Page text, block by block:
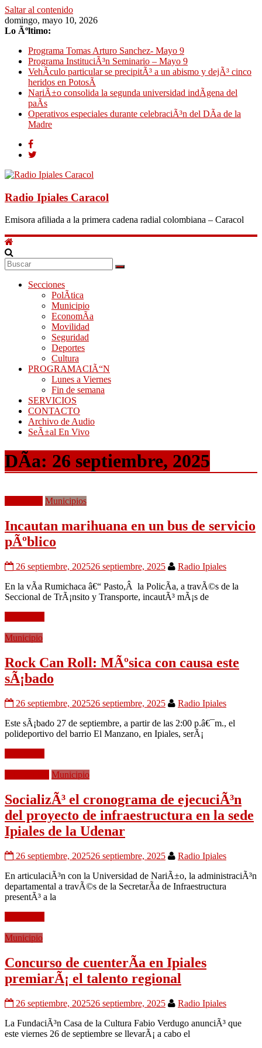
Saltar al contenido
domingo, mayo 10, 2026
Lo Ãºltimo:
Programa Tomas Arturo Sanchez- Mayo 9
Programa InstituciÃ³n Seminario – Mayo 9
VehÃ­culo particular se precipitÃ³ a un abismo y dejÃ³ cinco
heridos en PotosÃ­
NariÃ±o consolida la segunda universidad indÃ­gena del
paÃ­s
Operativos especiales durante celebraciÃ³n del DÃ­a de la
Madre
Radio Ipiales Caracol
Emisora afiliada a la primera cadena radial colombiana – Caracol
Secciones
PolÃ­tica
Municipio
EconomÃ­a
Movilidad
Seguridad
Deportes
Cultura
PROGRAMACIÃ“N
Lunes a Viernes
Fin de semana
SERVICIOS
CONTACTO
Archivo de Audio
SeÃ±al En Vivo
DÃ­a: 26 septiembre, 2025
Municipios
Incautan marihuana en un bus de servicio
pÃºblico
26 septiembre, 202526 septiembre, 2025
Radio Ipiales
En la vÃ­a Rumichaca â€“ Pasto,Â la PolicÃ­a, a travÃ©s de la
Seccional de TrÃ¡nsito y Transporte, incautÃ³ mÃ¡s de
Municipio
Rock Can Roll: MÃºsica con causa este
sÃ¡bado
26 septiembre, 202526 septiembre, 2025
Radio Ipiales
Este sÃ¡bado 27 de septiembre, a partir de las 2:00 p.â€¯m., el
polideportivo del barrio El Manzano, en Ipiales, serÃ¡
Municipio
SocializÃ³ el cronograma de ejecuciÃ³n
del proyecto de infraestructura en la sede
Ipiales de la Udenar
26 septiembre, 202526 septiembre, 2025
Radio Ipiales
En articulaciÃ³n con la Universidad de NariÃ±o, la administraciÃ³n
departamental a travÃ©s de la SecretarÃ­a de Infraestructura
presentÃ³ a la
Municipio
Concurso de cuenterÃ­a en Ipiales
premiarÃ¡ el talento regional
26 septiembre, 202526 septiembre, 2025
Radio Ipiales
La FundaciÃ³n Casa de la Cultura Fabio Verdugo anunciÃ³ que
este viernes 26 de septiembre se llevarÃ¡ a cabo el